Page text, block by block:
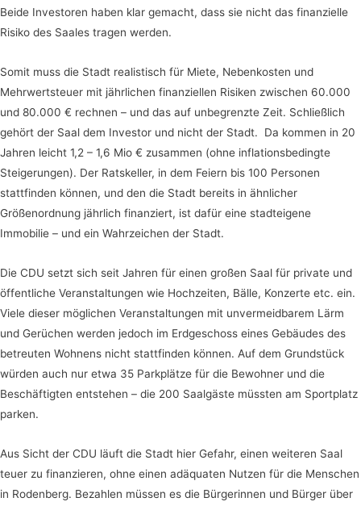
Beide Investoren haben klar gemacht, dass sie nicht das finanzielle
Risiko des Saales tragen werden.
Somit muss die Stadt realistisch für Miete, Nebenkosten und
Mehrwertsteuer mit jährlichen finanziellen Risiken zwischen 60.000
und 80.000 € rechnen – und das auf unbegrenzte Zeit. Schließlich
gehört der Saal dem Investor und nicht der Stadt. Da kommen in 20
Jahren leicht 1,2 – 1,6 Mio € zusammen (ohne inflationsbedingte
Steigerungen). Der Ratskeller, in dem Feiern bis 100 Personen
stattfinden können, und den die Stadt bereits in ähnlicher
Größenordnung jährlich finanziert, ist dafür eine stadteigene
Immobilie – und ein Wahrzeichen der Stadt.
Die CDU setzt sich seit Jahren für einen großen Saal für private und
öffentliche Veranstaltungen wie Hochzeiten, Bälle, Konzerte etc. ein.
Viele dieser möglichen Veranstaltungen mit unvermeidbarem Lärm
und Gerüchen werden jedoch im Erdgeschoss eines Gebäudes des
betreuten Wohnens nicht stattfinden können. Auf dem Grundstück
würden auch nur etwa 35 Parkplätze für die Bewohner und die
Beschäftigten entstehen – die 200 Saalgäste müssten am Sportplatz
parken.
Aus Sicht der CDU läuft die Stadt hier Gefahr, einen weiteren Saal
teuer zu finanzieren, ohne einen adäquaten Nutzen für die Menschen
in Rodenberg. Bezahlen müssen es die Bürgerinnen und Bürger über